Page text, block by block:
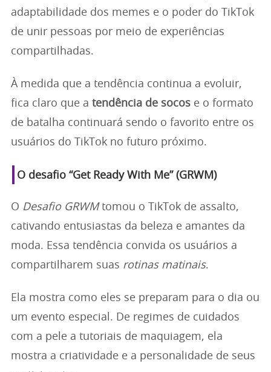
adaptabilidade dos memes e o poder do TikTok
de unir pessoas por meio de experiências
compartilhadas.
À medida que a tendência continua a evoluir,
fica claro que a tendência de socos e o formato
de batalha continuará sendo o favorito entre os
usuários do TikTok no futuro próximo.
O desafio “Get Ready With Me” (GRWM)
O Desafio GRWMtomou o TikTok de assalto,
cativando entusiastas da beleza e amantes da
moda. Essa tendência convida os usuários a
compartilharem suas rotinas matinais.
Ela mostra como eles se preparam para o dia ou
um evento especial. De regimes de cuidados
com a pele a tutoriais de maquiagem, ela
mostra a criatividade e a personalidade de seus